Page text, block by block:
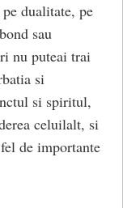
dualitate, pe
sau
nu puteai trai
si
si spiritul,
celuilalt, si
de importante